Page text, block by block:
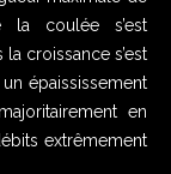
coulée s’est
croissance s’est
épaississement
en
extrêmement